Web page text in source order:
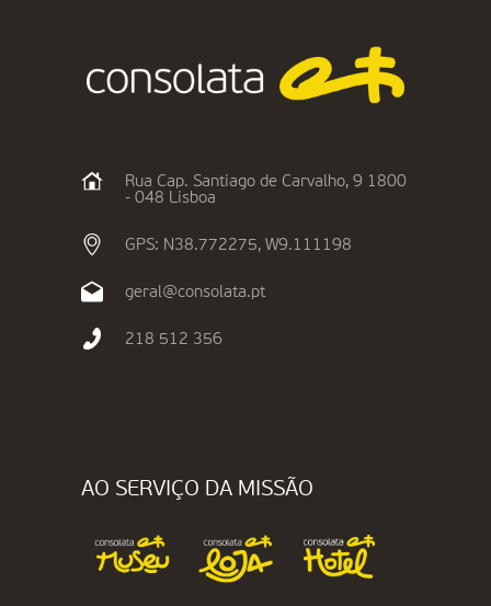
Rua Cap. Santiago de Carvalho, 9 1800
- 048 Lisboa
GPS: N38.772275, W9.111198
geral@consolata.pt
218 512 356
AO SERVIÇO DA MISSÃO